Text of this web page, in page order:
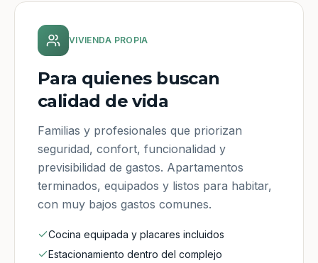
VIVIENDA PROPIA
Para quienes buscan
calidad de vida
Familias y profesionales que priorizan
seguridad, confort, funcionalidad y
previsibilidad de gastos. Apartamentos
terminados, equipados y listos para habitar,
con muy bajos gastos comunes.
Cocina equipada y placares incluidos
Estacionamiento dentro del complejo